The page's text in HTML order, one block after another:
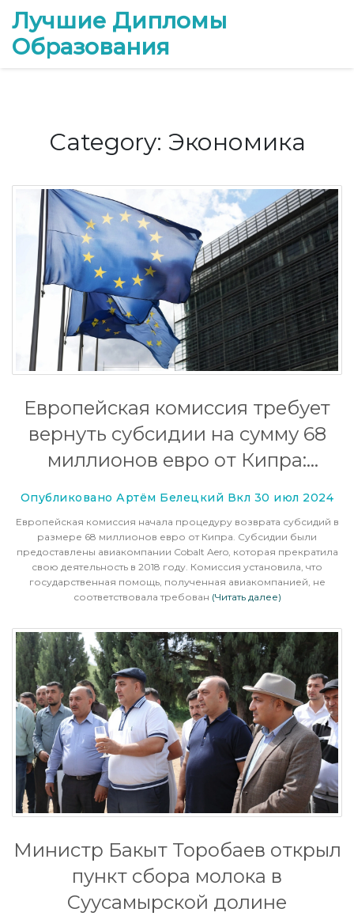
Лучшие Дипломы
Образования
Category: Экономика
Европейская комиссия требует
вернуть субсидии на сумму 68
миллионов евро от Кипра:
Опубликовано Артём Белецкий Вкл 30 июл 2024
Европейская комиссия начала процедуру возврата субсидий в
размере 68 миллионов евро от Кипра. Субсидии были
предоставлены авиакомпании Cobalt Aero, которая прекратила
свою деятельность в 2018 году. Комиссия установила, что
государственная помощь, полученная авиакомпанией, не
соответствовала требован (Читать далее)
Министр Бакыт Торобаев открыл
пункт сбора молока в
Суусамырской долине